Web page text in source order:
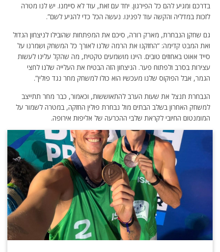
בדרכם ומגיע להם כל הפירגון. יחד עם זאת, עוד לא סיימנו. יש לנו מטרה
לזכות במדליה והקשה עוד לפנינו. נעשה הכל כדי להגיע לשם”.
גם שחקן הנבחרת, מארק רורה, סיכם את המפתחות שהובילו לניצחון הגדול
ואת המבט קדימה: “החזקנו את הרמה שלנו לאורך כל המשחק ושמרנו על
סייד אאוט באחוזים טובים. היינו מושמעים טקטית, מה שהקל עלינו לעשות
עצירות בסרב ולפתוח פער. הניצחון הזה הבטיח את העלייה שלנו לחצי
הגמר, אבל הפוקוס שלנו מעכשיו הוא כולו למשחק מחר נגד פולין”.
הנבחרת תנצל את שעות הערב להתאוששות, וכאמור, כבר מחר תתייצב
למשחק האחרון בשלב הבתים מול נבחרת פולין החזקה, במטרה לשמור על
המומנטום החיובי לקראת שלבי ההכרעה של אליפות אירופה.